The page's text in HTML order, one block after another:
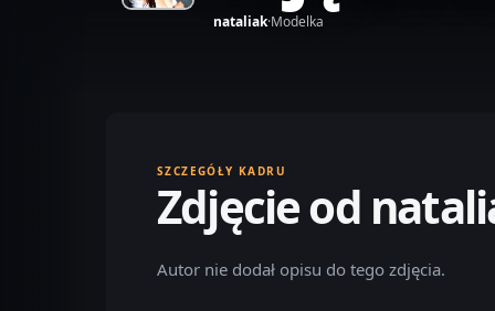
nataliak·Modelka
SZCZEGÓŁY KADRU
Zdjęcie od
Autor nie dodał opisu do tego zdjęcia.